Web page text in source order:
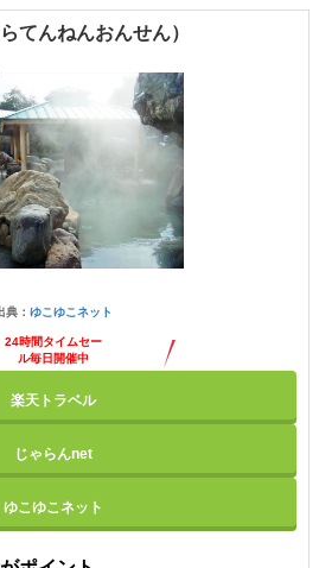
てんねんおんせん）
典： ゆこゆこネット
24時間タイムセー
ル毎日開催中
楽天トラベル
じゃらんnet
ゆこゆこネット